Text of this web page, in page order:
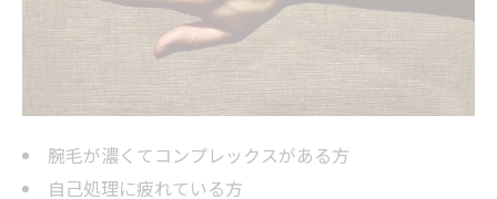
腕毛が濃くてコンプレックスがある方
自己処理に疲れている方